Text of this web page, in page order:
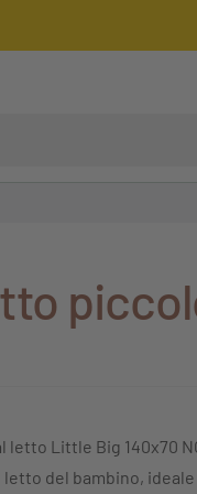
Little Big 140x70
del bambino, ideale